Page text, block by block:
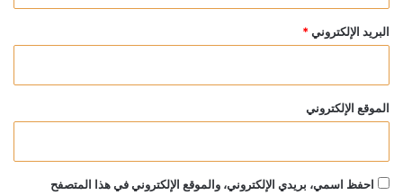
البريد الإلكتروني *
الموقع الإلكتروني
احفظ اسمي، بريدي الإلكتروني، والموقع الإلكتروني في هذا المتصفح